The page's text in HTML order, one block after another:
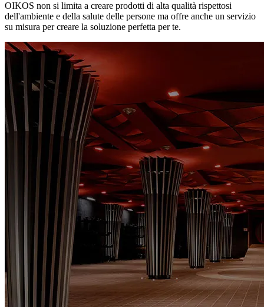
OIKOS non si limita a creare prodotti di alta qualità rispettosi
dell'ambiente e della salute delle persone ma offre anche un servizio
su misura per creare la soluzione perfetta per te.